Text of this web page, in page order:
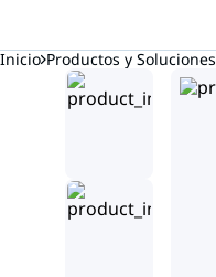
Inicio Productos y Soluciones